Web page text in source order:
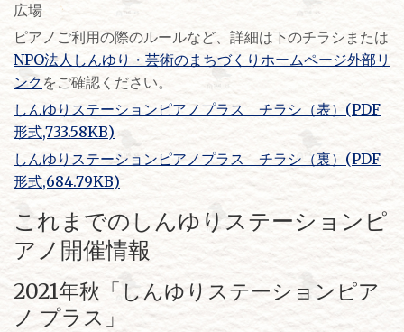
広場
ピアノご利用の際のルールなど、詳細は下のチラシまたは
NPO法人しんゆり・芸術のまちづくりホームページ外部リ
ンク をご確認ください。
しんゆりステーションピアノプラス チラシ（表）(PDF
形式,733.58KB)
しんゆりステーションピアノプラス チラシ（裏）(PDF
形式,684.79KB)
これまでのしんゆりステーションピ
アノ開催情報
2021年秋「しんゆりステーションピア
ノ プラス」